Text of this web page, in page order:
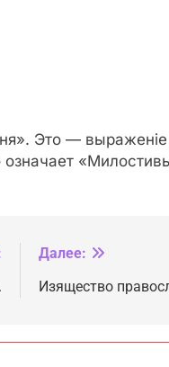
Это — выраженiе
Далее:
Изящество